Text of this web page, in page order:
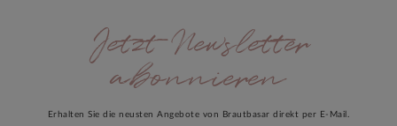
Jetzt Newsletter
abonnieren
Erhalten Sie die neusten Angebote von Brautbasar direkt per E-Mail.